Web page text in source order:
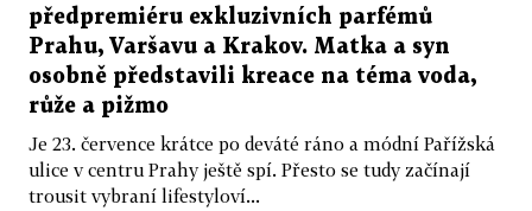
předpremiéru exkluzivních parfémů
Prahu, Varšavu a Krakov. Matka a syn
osobně představili kreace na téma voda,
růže a pižmo
Je 23. července krátce po deváté ráno a módní Pařížská
ulice v centru Prahy ještě spí. Přesto se tudy začínají
trousit vybraní lifestyloví...